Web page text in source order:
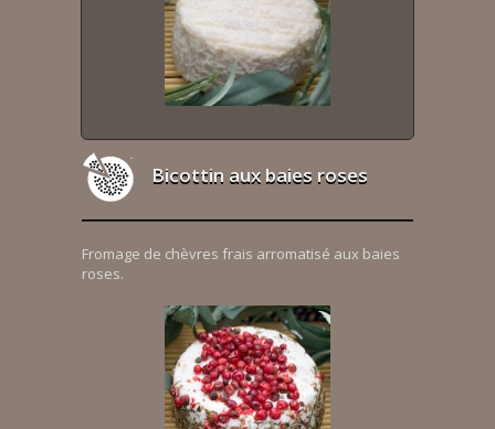
Bicottin aux baies roses
Fromage de chèvres frais arromatisé aux baies
roses.